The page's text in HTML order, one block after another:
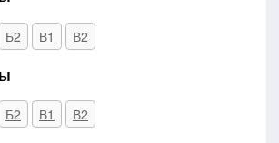
Б2 В1 В2
Б2 В1 В2